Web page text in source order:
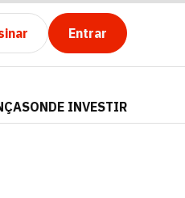
Entrar
ONDE INVESTIR